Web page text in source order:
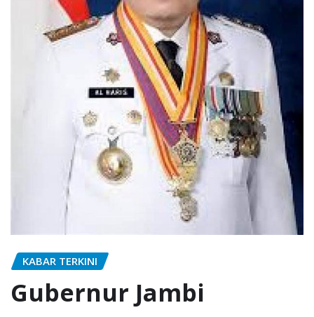
KABAR TERKINI
Gubernur Jambi